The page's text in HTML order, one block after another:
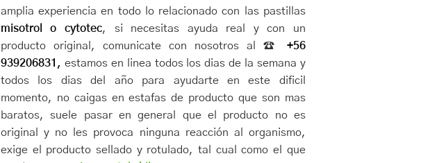
amplia experiencia en todo lo relacionado con las pastillas
misotrol o cytotec, si necesitas ayuda real y con un
producto original, comunicate con nosotros al ☎️ +56
939206831, estamos en linea todos los dias de la semana y
todos los dias del año para ayudarte en este dificil
momento, no caigas en estafas de producto que son mas
baratos, suele pasar en general que el producto no es
original y no les provoca ninguna reacción al organismo,
exige el producto sellado y rotulado, tal cual como el que